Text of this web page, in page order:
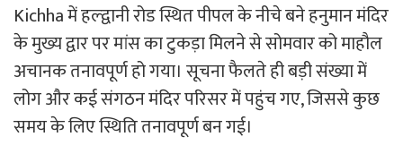
Kichha में हल्द्वानी रोड स्थित पीपल के नीचे बने हनुमान मंदिर
के मुख्य द्वार पर मांस का टुकड़ा मिलने से सोमवार को माहौल
अचानक तनावपूर्ण हो गया। सूचना फैलते ही बड़ी संख्या में
लोग और कई संगठन मंदिर परिसर में पहुंच गए, जिससे कुछ
समय के लिए स्थिति तनावपूर्ण बन गई।